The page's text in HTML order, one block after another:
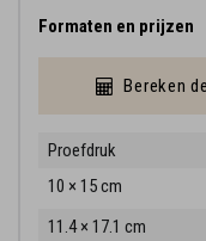
Formaten en prijzen
Bereken
Proefdruk
10 × 15 cm
11.4 × 17.1 cm